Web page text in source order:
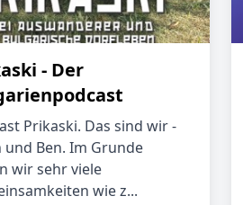
- Der
Prikaski. Das sind wir -
und Ben. Im Grunde
wir sehr viele
wie z...